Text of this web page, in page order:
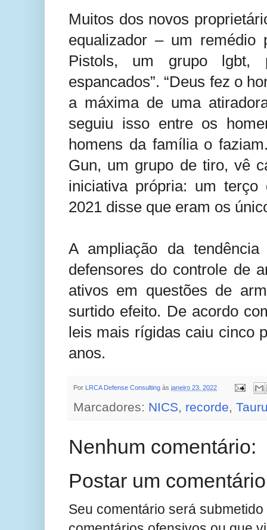
Muitos dos novos
equalizador – um remédio
Pistols, um grupo lgbt,
espancados”. “Deus fez o
a máxima de uma
seguiu isso entre os
homens da família o
Gun, um grupo de tiro, vê
iniciativa própria: um
2021 disse que eram os
A ampliação da
defensores do controle de
ativos em questões de
surtido efeito. De acordo
leis mais rígidas caiu cinco
anos.
Por LRCA Defense Consulting às janeiro 23, 2022
Marcadores: NICS, recorde,
Nenhum comentário:
Postar um comentário
Seu comentário será